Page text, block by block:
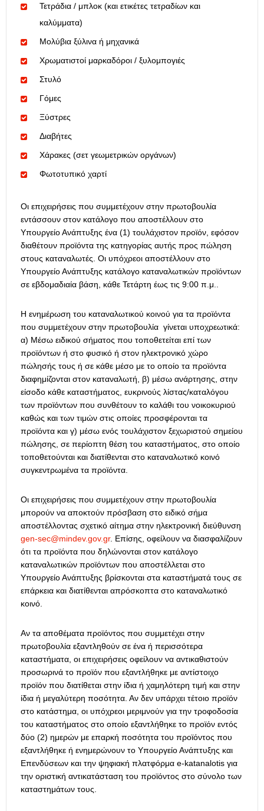
Τετράδια / μπλοκ (και ετικέτες τετραδίων και
καλύμματα)
Μολύβια ξύλινα ή μηχανικά
Χρωματιστοί μαρκαδόροι / ξυλομπογιές
Στυλό
Γόμες
Ξύστρες
Διαβήτες
Χάρακες (σετ γεωμετρικών οργάνων)
Φωτοτυπικό χαρτί
Οι επιχειρήσεις που συμμετέχουν στην πρωτοβουλία
εντάσσουν στον κατάλογο που αποστέλλουν στο
Υπουργείο Ανάπτυξης ένα (1) τουλάχιστον προϊόν, εφόσον
διαθέτουν προϊόντα της κατηγορίας αυτής προς πώληση
στους καταναλωτές. Οι υπόχρεοι αποστέλλουν στο
Υπουργείο Ανάπτυξης κατάλογο καταναλωτικών προϊόντων
σε εβδομαδιαία βάση, κάθε Τετάρτη έως τις 9:00 π.μ..
Η ενημέρωση του καταναλωτικού κοινού για τα προϊόντα
που συμμετέχουν στην πρωτοβουλία γίνεται υποχρεωτικά:
α) Μέσω ειδικού σήματος που τοποθετείται επί των
προϊόντων ή στο φυσικό ή στον ηλεκτρονικό χώρο
πώλησής τους ή σε κάθε μέσο με το οποίο τα προϊόντα
διαφημίζονται στον καταναλωτή, β) μέσω ανάρτησης, στην
είσοδο κάθε καταστήματος, ευκρινούς λίστας/καταλόγου
των προϊόντων που συνθέτουν το καλάθι του νοικοκυριού
καθώς και των τιμών στις οποίες προσφέρονται τα
προϊόντα και γ) μέσω ενός τουλάχιστον ξεχωριστού σημείου
πώλησης, σε περίοπτη θέση του καταστήματος, στο οποίο
τοποθετούνται και διατίθενται στο καταναλωτικό κοινό
συγκεντρωμένα τα προϊόντα.
Οι επιχειρήσεις που συμμετέχουν στην πρωτοβουλία
μπορούν να αποκτούν πρόσβαση στο ειδικό σήμα
αποστέλλοντας σχετικό αίτημα στην ηλεκτρονική διεύθυνση
gen-sec@mindev.gov.gr. Επίσης, οφείλουν να διασφαλίζουν
ότι τα προϊόντα που δηλώνονται στον κατάλογο
καταναλωτικών προϊόντων που αποστέλλεται στο
Υπουργείο Ανάπτυξης βρίσκονται στα καταστήματά τους σε
επάρκεια και διατίθενται απρόσκοπτα στο καταναλωτικό
κοινό.
Αν τα αποθέματα προϊόντος που συμμετέχει στην
πρωτοβουλία εξαντληθούν σε ένα ή περισσότερα
καταστήματα, οι επιχειρήσεις οφείλουν να αντικαθιστούν
προσωρινά το προϊόν που εξαντλήθηκε με αντίστοιχο
προϊόν που διατίθεται στην ίδια ή χαμηλότερη τιμή και στην
ίδια ή μεγαλύτερη ποσότητα. Αν δεν υπάρχει τέτοιο προϊόν
στο κατάστημα, οι υπόχρεοι μεριμνούν για την τροφοδοσία
του καταστήματος στο οποίο εξαντλήθηκε το προϊόν εντός
δύο (2) ημερών με επαρκή ποσότητα του προϊόντος που
εξαντλήθηκε ή ενημερώνουν το Υπουργείο Ανάπτυξης και
Επενδύσεων και την ψηφιακή πλατφόρμα e-katanalotis για
την οριστική αντικατάσταση του προϊόντος στο σύνολο των
καταστημάτων τους.